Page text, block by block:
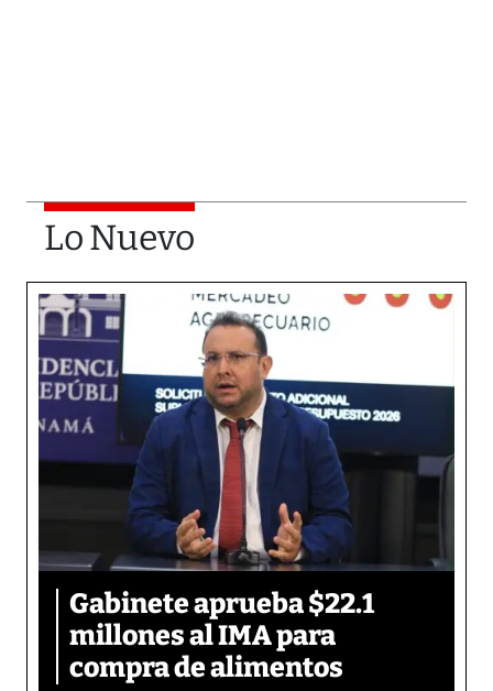
Lo Nuevo
Gabinete aprueba $22.1
millones al IMA para
compra de alimentos